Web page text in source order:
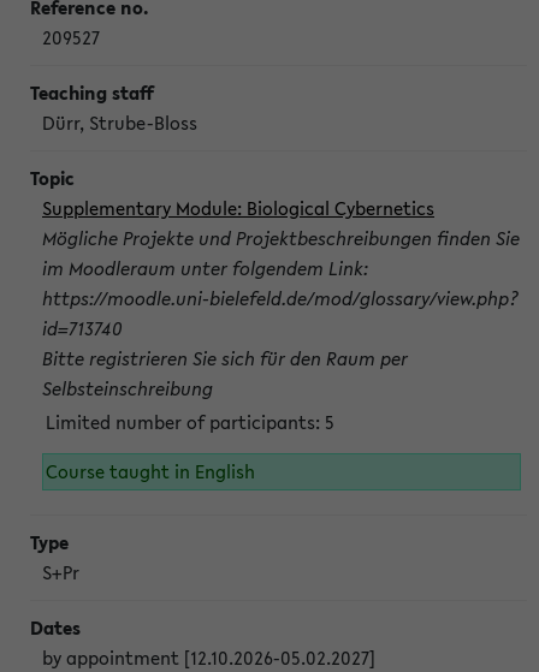
209527
Dürr, Strube-Bloss
Supplementary Module: Biological Cybernetics
Mögliche Projekte und Projektbeschreibungen finden Sie
im Moodleraum unter folgendem Link:
https://moodle.uni-bielefeld.de/mod/glossary/view.php?
id=713740
Bitte registrieren Sie sich für den Raum per
Selbsteinschreibung
Limited number of participants: 5
Course taught in English
S+Pr
by appointment [12.10.2026-05.02.2027]